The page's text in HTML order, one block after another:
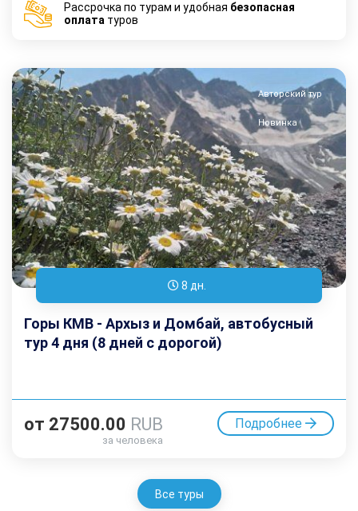
Рассрочка по турам и удобная безопасная
оплата туров
Авторский тур
Новинка
8 дн.
Горы КМВ - Архыз и Домбай, автобусный
тур 4 дня (8 дней с дорогой)
от 27500.00 RUB
за человека
Подробнее
Все туры